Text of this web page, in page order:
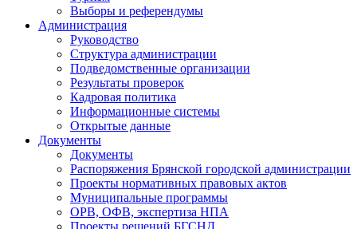
Выборы и референдумы
Администрация
Руководство
Структура администрации
Подведомственные организации
Результаты проверок
Кадровая политика
Информационные системы
Открытые данные
Документы
Документы
Распоряжения Брянской городской администрации
Проекты нормативных правовых актов
Муниципальные программы
ОРВ, ОФВ, экспертиза НПА
Проекты решений БГСНД